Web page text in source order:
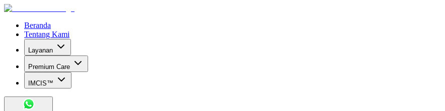
Beranda
Tentang Kami
Layanan
Premium Care
IMCIS™